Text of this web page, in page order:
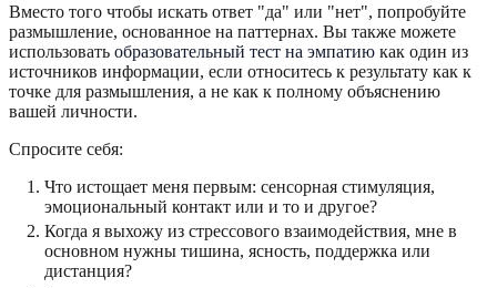
Вместо того чтобы искать ответ "да" или "нет", попробуйте
размышление, основанное на паттернах. Вы также можете
использовать образовательный тест на эмпатию как один из
источников информации, если относитесь к результату как к
точке для размышления, а не как к полному объяснению
вашей личности.
Спросите себя:
Что истощает меня первым: сенсорная стимуляция,
эмоциональный контакт или и то и другое?
Когда я выхожу из стрессового взаимодействия, мне в
основном нужны тишина, ясность, поддержка или
дистанция?